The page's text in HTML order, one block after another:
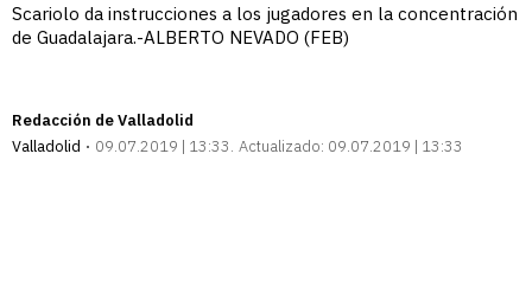
Scariolo da instrucciones a los jugadores en la concentración
de Guadalajara.-ALBERTO NEVADO (FEB)
Redacción de Valladolid
Valladolid
09.07.2019 | 13:33 Actualizado: 09.07.2019 | 13:33